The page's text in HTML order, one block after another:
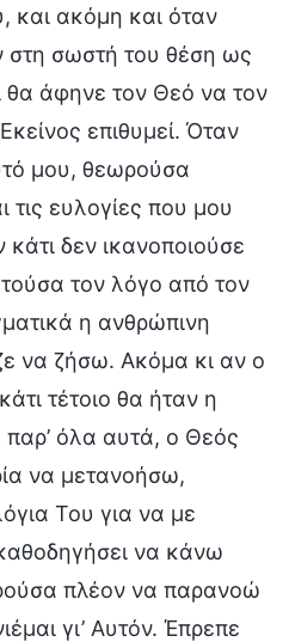
και ακόμη και όταν
στη σωστή του θέση ως
θα άφηνε τον Θεό να τον
επιθυμεί. Όταν
μου, θεωρούσα
τις ευλογίες που μου
δεν ικανοποιούσε
τον λόγο από τον
η ανθρώπινη
να ζήσω. Ακόμα κι αν ο
τέτοιο θα ήταν η
όλα αυτά, ο Θεός
να μετανοήσω,
Του για να με
να κάνω
πλέον να παρανοώ
γι’ Αυτόν. Έπρεπε